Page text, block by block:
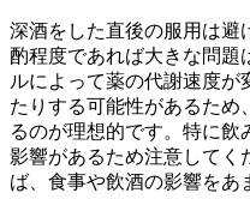
深酒をした直後の服用は避
酌程度であれば大きな問題
ルによって薬の代謝速度が
たりする可能性があるため
るのが理想的です。特に
影響があるため注意してく
ば、食事や飲酒の影響をあ